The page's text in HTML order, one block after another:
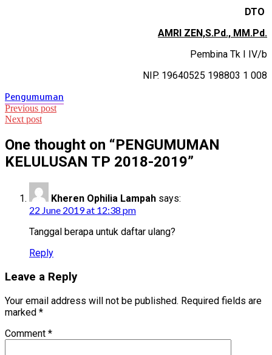
DTO
AMRI ZEN,S.Pd., MM.Pd.
Pembina Tk I IV/b
NIP. 19640525 198803 1 008
Pengumuman
Post
navigation
Previous post
Next post
One thought on “PENGUMUMAN
KELULUSAN TP 2018-2019”
Kheren Ophilia Lampah says:
22 June 2019 at 12:38 pm
Tanggal berapa untuk daftar ulang?
Reply
Leave a Reply
Your email address will not be published. Required fields are
marked *
Comment *